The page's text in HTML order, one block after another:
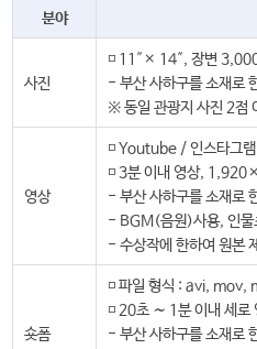
분야
사진
◽ 11″× 14″, 장변
- 부산 사하구를 소재로
※ 동일 관광지 사진 2점
영상
◽ Youtube / 인스타그
◽ 3분 이내 영상,
- 부산 사하구를 소재로
- BGM(음원)사용, 인물
- 수상작에 한하여 원본
숏폼
◽ 파일 형식 : avi, mov,
◽ 20초 ∼ 1분 이내 세
- 부산 사하구를 소재로